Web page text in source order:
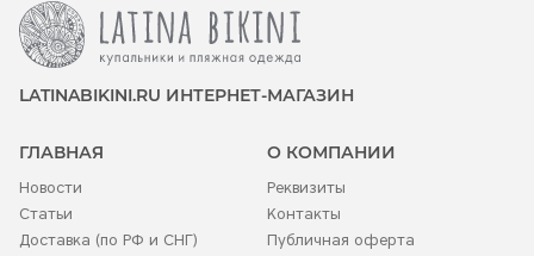
LATINABIKINI.RU ИНТЕРНЕТ-МАГАЗИН
ГЛАВНАЯ
Новости
Статьи
Доставка (по РФ и СНГ)
О КОМПАНИИ
Реквизиты
Контакты
Публичная оферта